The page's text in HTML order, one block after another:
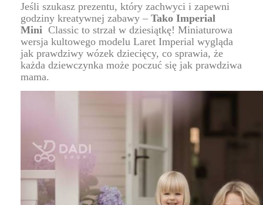
Jeśli szukasz prezentu, który zachwyci i zapewni
godziny kreatywnej zabawy – Tako Imperial
Mini Classic to strzał w dziesiątkę! Miniaturowa
wersja kultowego modelu Laret Imperial wygląda
jak prawdziwy wózek dziecięcy, co sprawia, że
każda dziewczynka może poczuć się jak prawdziwa
mama.